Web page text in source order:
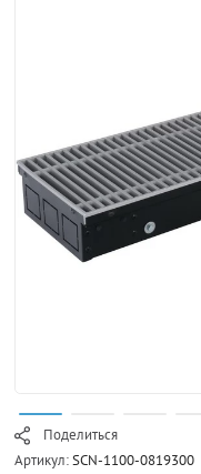
Поделиться
Артикул:SCN-1100-0819300